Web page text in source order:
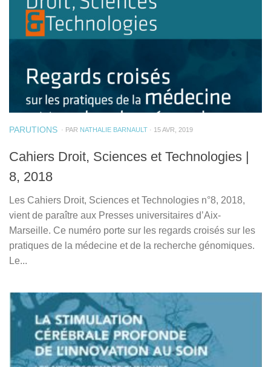
PARUTIONS · PAR NATHALIE BARNAULT · 15 AVR, 2019
Cahiers Droit, Sciences et Technologies |
8, 2018
Les Cahiers Droit, Sciences et Technologies n°8, 2018,
vient de paraître aux Presses universitaires d’Aix-
Marseille. Ce numéro porte sur les regards croisés sur les
pratiques de la médecine et de la recherche génomiques.
Le...